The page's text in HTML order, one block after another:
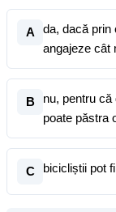
A
da, dacă prin
angajeze cât
B
nu, pentru
poate păstra
C bicicliștii pot